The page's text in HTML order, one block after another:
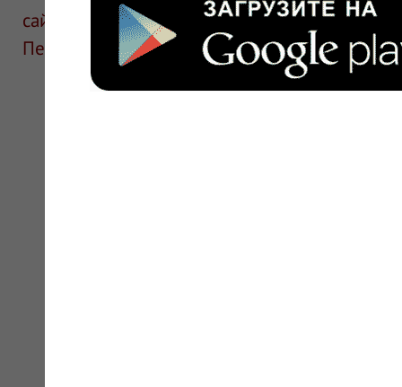
сайте для ознакомления и не является
Перед применением необходима